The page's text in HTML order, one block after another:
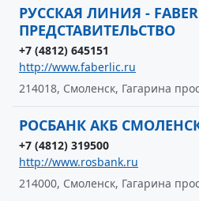
РУССКАЯ ЛИНИЯ -
ПРЕДСТАВИТЕЛЬСТВО
+7 (4812) 645151
http://www.faberlic.ru
214018, Смоленск, Гагарина
РОСБАНК АКБ
+7 (4812) 319500
http://www.rosbank.ru
214000, Смоленск, Гагарина